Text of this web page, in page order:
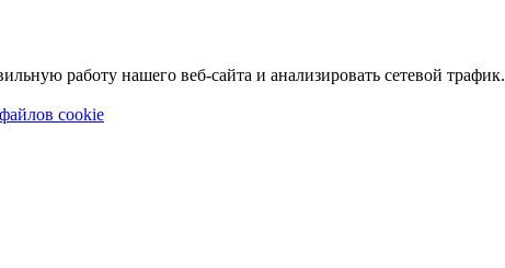
работу нашего веб-сайта и анализировать сетевой трафик.
cookie